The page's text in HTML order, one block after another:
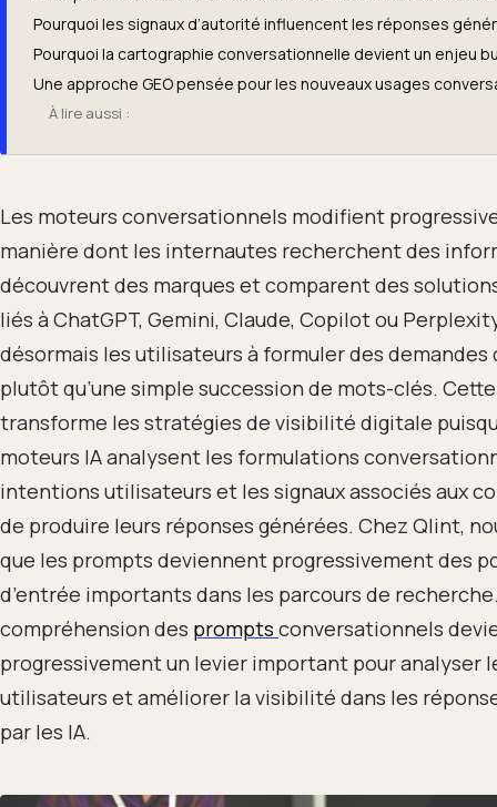
Pourquoi les signaux d’autorité influencent les réponses
Pourquoi la cartographie conversationnelle devient un enjeu
Une approche GEO pensée pour les nouveaux usages
À lire aussi :
Les moteurs conversationnels modifient
manière dont les internautes recherchent des
découvrent des marques et comparent des
liés à ChatGPT, Gemini, Claude, Copilot ou
désormais les utilisateurs à formuler des
plutôt qu’une simple succession de mots-clés.
transforme les stratégies de visibilité digitale
moteurs IA analysent les formulations
intentions utilisateurs et les signaux associés aux
de produire leurs réponses générées. Chez Qlint,
que les prompts deviennent progressivement des
d’entrée importants dans les parcours de
compréhension des prompts conversationnels
progressivement un levier important pour analyser
utilisateurs et améliorer la visibilité dans les
par les IA.